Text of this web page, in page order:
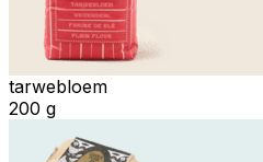
tarwebloem
200 g